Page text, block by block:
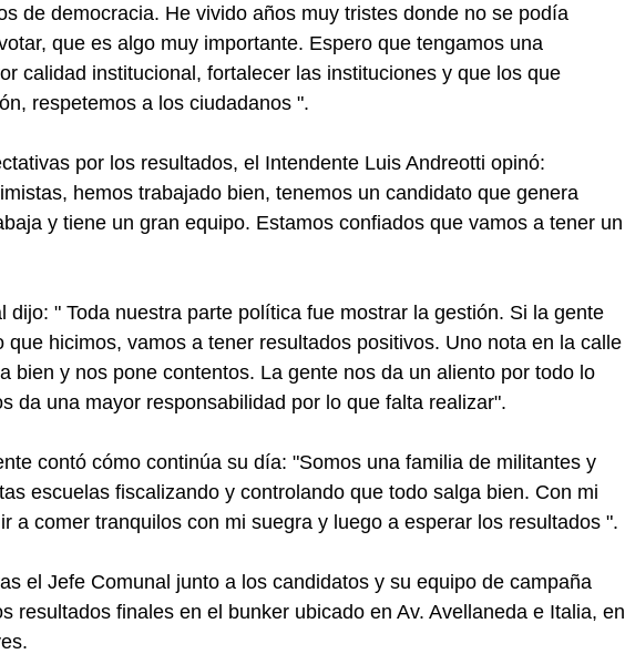
de democracia. He vivido años muy tristes donde no se podía
que es algo muy importante. Espero que tengamos una
calidad institucional, fortalecer las instituciones y que los que
respetemos a los ciudadanos ".
por los resultados, el Intendente Luis Andreotti opinó:
hemos trabajado bien, tenemos un candidato que genera
y tiene un gran equipo. Estamos confiados que vamos a tener un
dijo: " Toda nuestra parte política fue mostrar la gestión. Si la gente
que hicimos, vamos a tener resultados positivos. Uno nota en la calle
bien y nos pone contentos. La gente nos da un aliento por todo lo
da una mayor responsabilidad por lo que falta realizar".
contó cómo continúa su día: "Somos una familia de militantes y
escuelas fiscalizando y controlando que todo salga bien. Con mi
a comer tranquilos con mi suegra y luego a esperar los resultados ".
el Jefe Comunal junto a los candidatos y su equipo de campaña
resultados finales en el bunker ubicado en Av. Avellaneda e Italia, en